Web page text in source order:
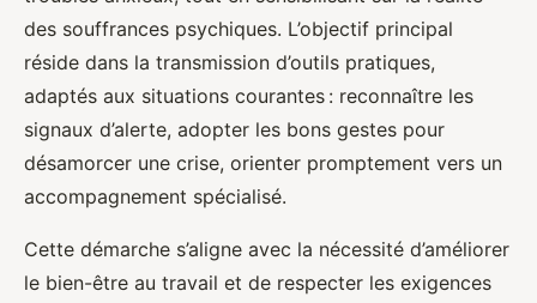
des souffrances psychiques. L’objectif principal
réside dans la transmission d’outils pratiques,
adaptés aux situations courantes : reconnaître les
signaux d’alerte, adopter les bons gestes pour
désamorcer une crise, orienter promptement vers un
accompagnement spécialisé.
Cette démarche s’aligne avec la nécessité d’améliorer
le bien-être au travail et de respecter les exigences